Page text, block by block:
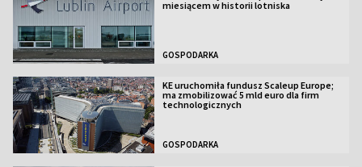
miesiącem w historii lotniska
GOSPODARKA
KE uruchomiła fundusz Scaleup Europe;
ma zmobilizować 5 mld euro dla firm
technologicznych
GOSPODARKA